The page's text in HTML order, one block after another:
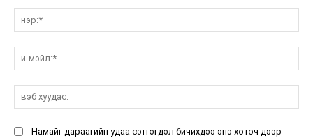
Намайг дараагийн удаа сэтгэгдэл бичихдээ энэ хөтөч дээр